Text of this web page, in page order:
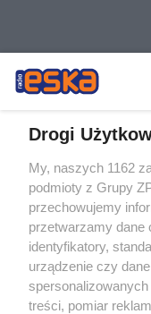
Żaden utwór
rozpowszechniany lub
tym także elektroniczny
eksploatacji w
Internecie bez pisemnej
wykorzystanie utworów
tzn. bez właściwej
ścigane prawnie.
Drogi
My, naszych 1162
podmioty z Grupy
przechowujemy
przetwarzamy dane
identyfikatory,
urządzenie czy
treści, pomiar